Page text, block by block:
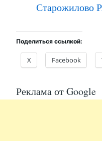
Старожилово
Поделиться ссылкой:
X Facebook
Реклама от Google